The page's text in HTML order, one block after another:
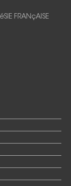
FRANçAISE